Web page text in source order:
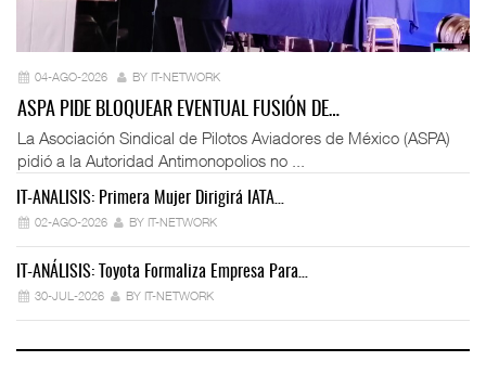
04-AGO-2026 BY IT-NETWORK
ASPA PIDE BLOQUEAR EVENTUAL FUSIÓN DE…
La Asociación Sindical de Pilotos Aviadores de México (ASPA)
pidió a la Autoridad Antimonopolios no ...
IT-ANÁLISIS: Primera Mujer Dirigirá IATA…
02-AGO-2026 BY IT-NETWORK
IT-ANÁLISIS: Toyota Formaliza Empresa Para…
30-JUL-2026 BY IT-NETWORK